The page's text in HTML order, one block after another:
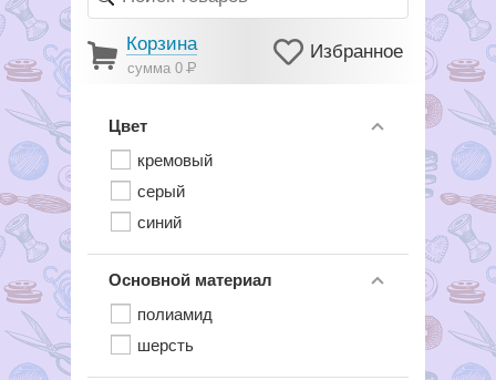
Корзина
сумма 0Р
Избранное
Цвет
кремовый
серый
синий
Основной материал
полиамид
шерсть